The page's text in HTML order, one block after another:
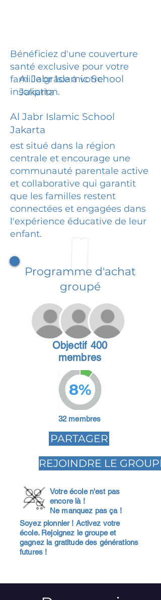
Bénéficiez d'une couverture
santé exclusive pour votre
famille grâce à votre
inscription.
Al Jabr Islamic School
Jakarta
Al Jabr Islamic School
Jakarta
est situé dans la région
centrale et encourage une
communauté parentale active
et collaborative qui garantit
que les familles restent
connectées et engagées dans
l'expérience éducative de leur
enfant.
Programme d'achat
groupé
Objectif 400
membres
8%
32 membres
PARTAGER
REJOINDRE LE GROUPE
Votre école n'est pas
encore là !
Ne manquez pas ça !
Soyez pionnier ! Activez votre
école. Rejoignez le groupe et
gagnez la gratitude des générations
futures !